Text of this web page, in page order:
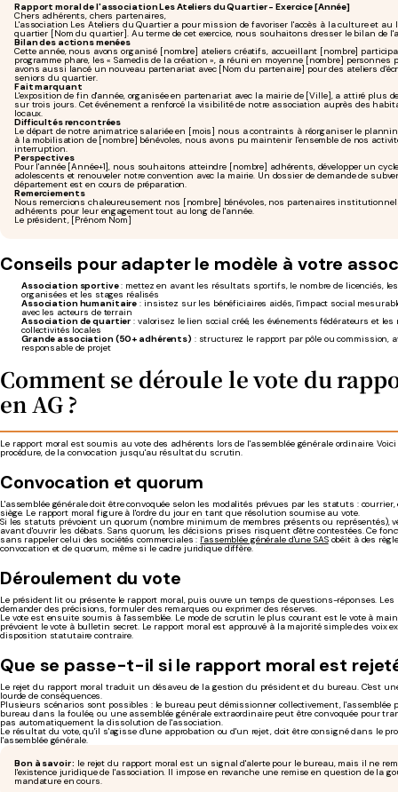
Rapport moral de l'association Les Ateliers du Quartier - Exercice [Année]
Chers adhérents, chers partenaires,
L'association Les Ateliers du Quartier a pour mission de favoriser l'accès à la culture et au
quartier [Nom du quartier]. Au terme de cet exercice, nous souhaitons dresser le bilan de
Bilan des actions menées
Cette année, nous avons organisé [nombre] ateliers créatifs, accueillant [nombre]
programme phare, les « Samedis de la création », a réuni en moyenne [nombre] personnes
avons aussi lancé un nouveau partenariat avec [Nom du partenaire] pour des ateliers
seniors du quartier.
Fait marquant
L'exposition de fin d'année, organisée en partenariat avec la mairie de [Ville], a attiré plus
sur trois jours. Cet événement a renforcé la visibilité de notre association auprès des
locaux.
Difficultés rencontrées
Le départ de notre animatrice salariée en [mois] nous a contraints à réorganiser le
à la mobilisation de [nombre] bénévoles, nous avons pu maintenir l'ensemble de nos
interruption.
Perspectives
Pour l'année [Année+1], nous souhaitons atteindre [nombre] adhérents, développer un
adolescents et renouveler notre convention avec la mairie. Un dossier de demande de
département est en cours de préparation.
Remerciements
Nous remercions chaleureusement nos [nombre] bénévoles, nos partenaires
adhérents pour leur engagement tout au long de l'année.
Le président, [Prénom Nom]
Conseils pour adapter le modèle à votre
Association sportive: mettez en avant les résultats sportifs, le nombre de licenciés,
organisées et les stages réalisés
Association humanitaire : insistez sur les bénéficiaires aidés, l'impact social
avec les acteurs de terrain
Association de quartier : valorisez le lien social créé, les événements fédérateurs et les
collectivités locales
Grande association (50+ adhérents) : structurez le rapport par pôle ou commission,
responsable de projet
Comment se déroule le vote du
en AG ?
Le rapport moral est soumis au vote des adhérents lors de l'assemblée générale ordinaire.
procédure, de la convocation jusqu'au résultat du scrutin.
Convocation et quorum
L'assemblée générale doit être convoquée selon les modalités prévues par les statuts :
siège. Le rapport moral figure à l'ordre du jour en tant que résolution soumise au vote.
Si les statuts prévoient un quorum (nombre minimum de membres présents ou représentés),
avant d'ouvrir les débats. Sans quorum, les décisions prises risquent d'être contestées. Ce
sans rappeler celui des sociétés commerciales : l'assemblée générale d'une SASobéit à des
convocation et de quorum, même si le cadre juridique diffère.
Déroulement du vote
Le président lit ou présente le rapport moral, puis ouvre un temps de questions-réponses.
demander des précisions, formuler des remarques ou exprimer des réserves.
Le vote est ensuite soumis à l'assemblée. Le mode de scrutin le plus courant est le vote à
prévoient le vote à bulletin secret. Le rapport moral est approuvé à la majorité simple des voix
disposition statutaire contraire.
Que se passe-t-il si le rapport moral est
Le rejet du rapport moral traduit un désaveu de la gestion du président et du bureau. C'est
lourde de conséquences.
Plusieurs scénarios sont possibles : le bureau peut démissionner collectivement, l'assemblée
bureau dans la foulée, ou une assemblée générale extraordinaire peut être convoquée pour
pas automatiquement la dissolution de l'association.
Le résultat du vote, qu'il s'agisse d'une approbation ou d'un rejet, doit être consigné dans le
l'assemblée générale.
Bon à savoir : le rejet du rapport moral est un signal d'alerte pour le bureau, mais il ne
l'existence juridique de l'association. Il impose en revanche une remise en question de la
mandature en cours.